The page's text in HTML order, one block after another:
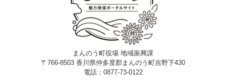
まんのう町役場 地域振興課
〒766-8503 香川県仲多度郡まんのう町吉野下430
電話：0877-73-0122